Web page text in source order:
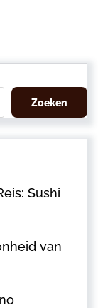
Zoeken
Sushi
van